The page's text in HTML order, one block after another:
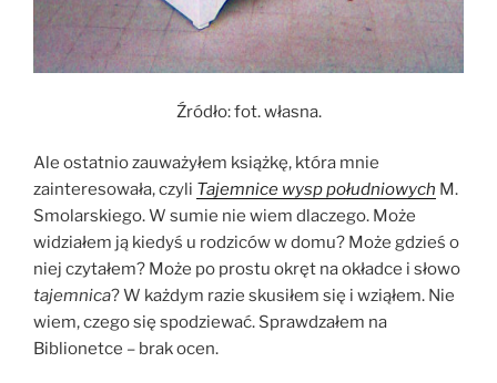
Źródło: fot. własna.
Ale ostatnio zauważyłem książkę, która mnie
zainteresowała, czyli Tajemnice wysp południowych M.
Smolarskiego. W sumie nie wiem dlaczego. Może
widziałem ją kiedyś u rodziców w domu? Może gdzieś o
niej czytałem? Może po prostu okręt na okładce i słowo
tajemnica? W każdym razie skusiłem się i wziąłem. Nie
wiem, czego się spodziewać. Sprawdzałem na
Biblionetce – brak ocen.